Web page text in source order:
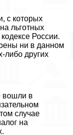
с которых
льготных
России.
ни в данном
либо других
вошли в
случае
на